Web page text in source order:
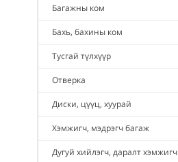
Багажны ком
Бахь, бахины ком
Тусгай түлхүүр
Отверка
Диски, цүүц, хуурай
Хэмжигч, мэдрэгч багаж
Дугуй хийлэгч, даралт хэмжигч